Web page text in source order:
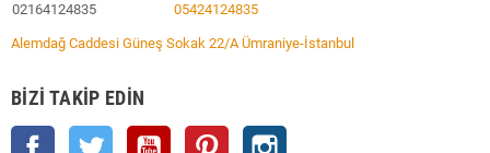
02164124835
05424124835
Alemdağ Caddesi Güneş Sokak 22/A Ümraniye-İstanbul
BIZI TAKIP EDIN
Facebook Twitter YouTube Pinterest